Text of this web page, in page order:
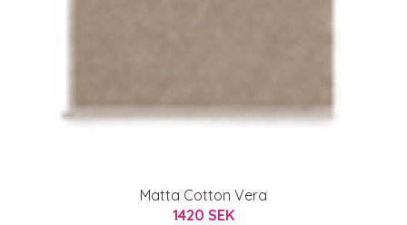
Matta Cotton Vera
1420 SEK